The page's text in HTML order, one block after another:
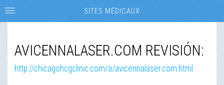
AVICENNALASER.COM REVISIÓN:
http://chicagohcgclinic.com/a/avicennalaser.com.html
SITES MÉDICAUX